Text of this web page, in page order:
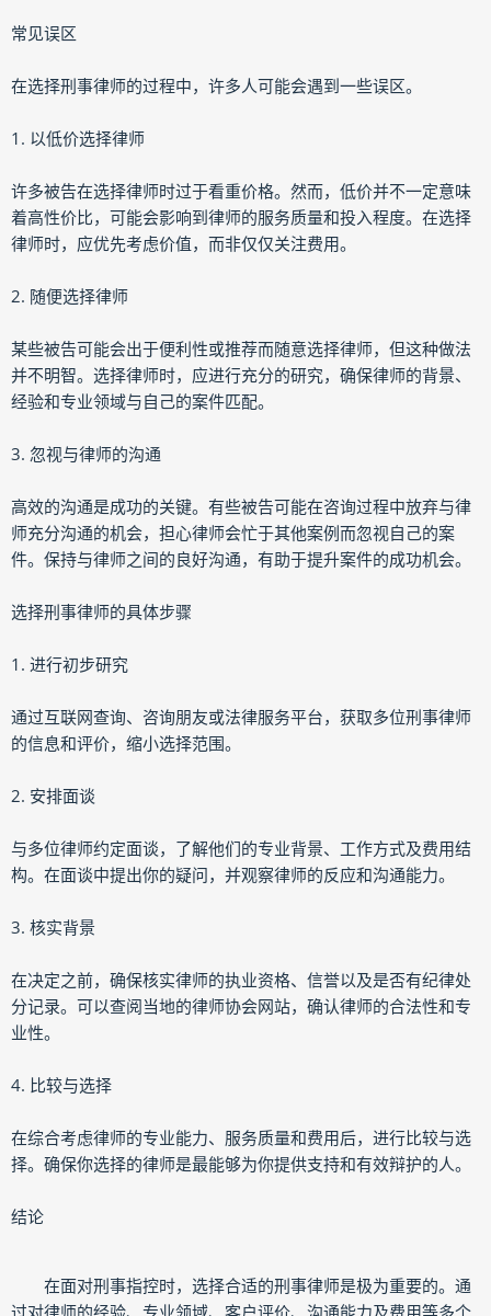
常见误区
在选择刑事律师的过程中，许多人可能会遇到一些误区。
1. 以低价选择律师
许多被告在选择律师时过于看重价格。然而，低价并不一定意味
着高性价比，可能会影响到律师的服务质量和投入程度。在选择
律师时，应优先考虑价值，而非仅仅关注费用。
2. 随便选择律师
某些被告可能会出于便利性或推荐而随意选择律师，但这种做法
并不明智。选择律师时，应进行充分的研究，确保律师的背景、
经验和专业领域与自己的案件匹配。
3. 忽视与律师的沟通
高效的沟通是成功的关键。有些被告可能在咨询过程中放弃与律
师充分沟通的机会，担心律师会忙于其他案例而忽视自己的案
件。保持与律师之间的良好沟通，有助于提升案件的成功机会。
选择刑事律师的具体步骤
1. 进行初步研究
通过互联网查询、咨询朋友或法律服务平台，获取多位刑事律师
的信息和评价，缩小选择范围。
2. 安排面谈
与多位律师约定面谈，了解他们的专业背景、工作方式及费用结
构。在面谈中提出你的疑问，并观察律师的反应和沟通能力。
3. 核实背景
在决定之前，确保核实律师的执业资格、信誉以及是否有纪律处
分记录。可以查阅当地的律师协会网站，确认律师的合法性和专
业性。
4. 比较与选择
在综合考虑律师的专业能力、服务质量和费用后，进行比较与选
择。确保你选择的律师是最能够为你提供支持和有效辩护的人。
结论
在面对刑事指控时，选择合适的刑事律师是极为重要的。通
过对律师的经验、专业领域、客户评价、沟通能力及费用等多个